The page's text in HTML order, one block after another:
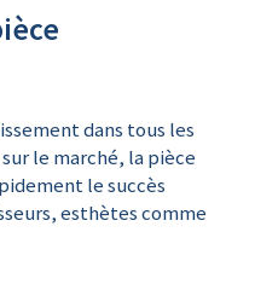
dans tous les
le marché, la pièce
le succès
esthètes comme